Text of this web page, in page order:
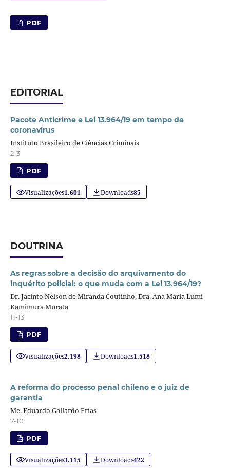
PDF
EDITORIAL
Pacote Anticrime e Lei 13.964/19 em tempo de
coronavírus
Instituto Brasileiro de Ciências Criminais
2-3
PDF
Visualizações1.601 Downloads85
DOUTRINA
As regras sobre a decisão do arquivamento do
inquérito policial: o que muda com a Lei 13.964/19?
Dr. Jacinto Nelson de Miranda Coutinho, Dra. Ana Maria Lumi
Kamimura Murata
11-13
PDF
Visualizações2.198 Downloads1.518
A reforma do processo penal chileno e o juiz de
garantia
Me. Eduardo Gallardo Frías
7-10
PDF
Visualizações3.115 Downloads422